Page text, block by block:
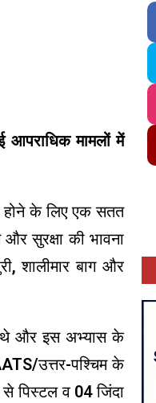
मामलों में
होने के लिए एक सतत
सुरक्षा की भावना
शालीमार बाग और
थे और इस अभ्यास के
उत्तर-पश्चिम के
से पिस्टल व 04 जिंदा